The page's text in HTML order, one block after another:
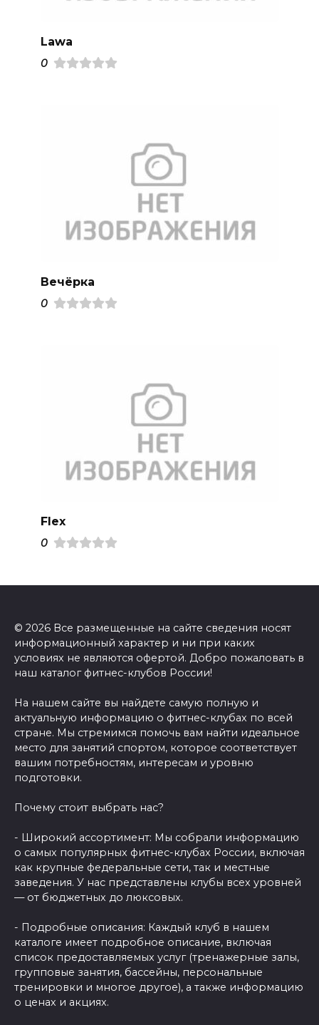
Lawa
0
Вечёрка
0
Flex
0
© 2026 Все размещенные на сайте сведения носят
информационный характер и ни при каких
условиях не являются офертой. Добро пожаловать в
наш каталог фитнес-клубов России!
На нашем сайте вы найдете самую полную и
актуальную информацию о фитнес-клубах по всей
стране. Мы стремимся помочь вам найти идеальное
место для занятий спортом, которое соответствует
вашим потребностям, интересам и уровню
подготовки.
Почему стоит выбрать нас?
- Широкий ассортимент: Мы собрали информацию
о самых популярных фитнес-клубах России, включая
как крупные федеральные сети, так и местные
заведения. У нас представлены клубы всех уровней
— от бюджетных до люксовых.
- Подробные описания: Каждый клуб в нашем
каталоге имеет подробное описание, включая
список предоставляемых услуг (тренажерные залы,
групповые занятия, бассейны, персональные
тренировки и многое другое), а также информацию
о ценах и акциях.